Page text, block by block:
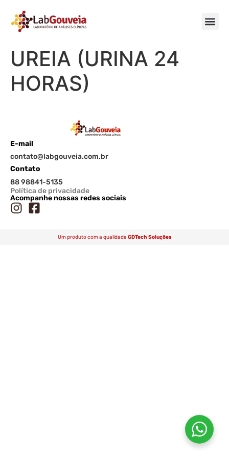
UREIA (URINA 24
HORAS)
E-mail
contato@labgouveia.com.br
Contato
88 98841-5135
Política de privacidade
Acompanhe nossas redes sociais
Um produto com a qualidade GDTech Soluções